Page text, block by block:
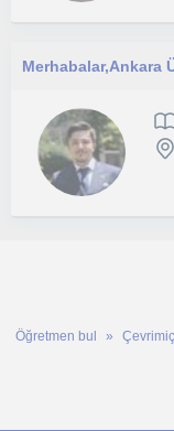
Öğretmen bul